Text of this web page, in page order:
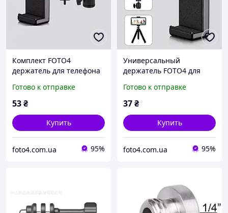
Комплект FOTO4
держатель для телефона
головка 1/4" для съемки и
кольцевых ламп SB0324
Готово к отправке
53₴
Купить
foto4.com.ua 95%
Универсальный
держатель FOTO4 для
с двойной резьбой для
фото и кольцевых ламп
Готово к отправке
37₴
Купить
foto4.com.ua 95%